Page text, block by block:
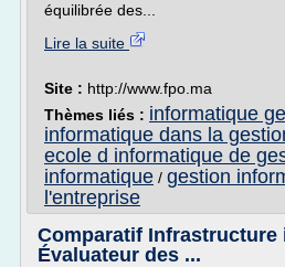
équilibrée des...
Lire la suite
Site : http://www.fpo.ma
Thèmes liés : informatique
informatique dans la
ecole d informatique de
informatique / gestion
l'entreprise
Comparatif Infrastructure
Évaluateur des ...